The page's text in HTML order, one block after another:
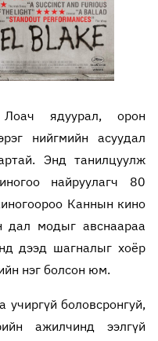
ядуурал, орон
нийгмийн асуудал
Энд танилцуулж
найруулагч 80
Каннын кино
дал модыг авснаараа
дээд шагналыг хоёр
нэг болсон юм.
учиргүй боловсронгуй,
ажилчинд ээлгүй